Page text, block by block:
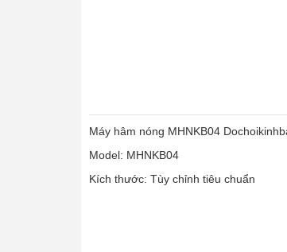
Máy hâm nóng MHNKB04
Model: MHNKB04
Kích thước: Tùy chỉnh tiêu chuẩn